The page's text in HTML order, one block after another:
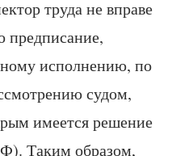
труда не вправе
предписание,
исполнению, по
судом,
имеется решение
Таким образом,